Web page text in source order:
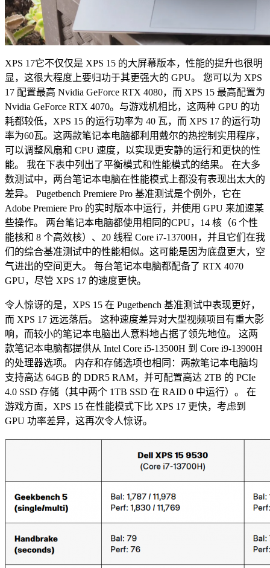
XPS 17它不仅仅是 XPS 15 的大屏幕版本，性能的提升也很明
显，这很大程度上要归功于其更强大的 GPU。
您可以为 XPS
17 配置最高 Nvidia GeForce RTX 4080，而 XPS 15 最高配置为
Nvidia GeForce RTX 4070。与游戏机相比，这两种 GPU 的功
耗都较低，XPS 15 的运行功率为 40 瓦，而 XPS 17 的运行功
率为60瓦。 这两款笔记本电脑都利用戴尔的热控制实用程序，
可以调整风扇和 CPU 速度，以实现更安静的运行和更快的性
能。
我在下表中列出了平衡模式和性能模式的结果。
在大多
数测试中，两台笔记本电脑在性能模式上都没有表现出太大的
差异。
Pugetbench Premiere Pro 基准测试是个例外，它在
Adobe Premiere Pro 的实时版本中运行，并使用 GPU 来加速某
些操作。
两台笔记本电脑都使用相同的CPU，14 核（6 个性
能核和 8 个高效核）、20 线程 Core i7-13700H，并且它们在我
们的综合基准测试中的性能相似。 这可能是因为底盘更大，空
气进出的空间更大。
每台笔记本电脑都配备了 RTX 4070
GPU，尽管 XPS 17 的速度更快。
令人惊讶的是，XPS 15 在 Pugetbench 基准测试中表现更好，
而 XPS 17 远远落后。
这种速度差异对大型视频项目有重大影
响，而较小的笔记本电脑出人意料地占据了领先地位。
这两
款笔记本电脑都提供从 Intel Core i5-13500H 到 Core i9-13900H
的处理器选项。
内存和存储选项也相同：两款笔记本电脑均
支持高达 64GB 的 DDR5 RAM，并可配置高达 2TB 的 PCIe
4.0 SSD 存储（其中两个 1TB SSD 在 RAID 0 中运行）。
在
游戏方面，XPS 15 在性能模式下比 XPS 17 更快，考虑到
GPU 功率差异，这再次令人惊讶。